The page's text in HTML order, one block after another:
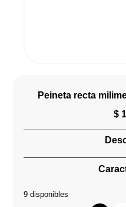
Peineta recta
$
9 disponibles